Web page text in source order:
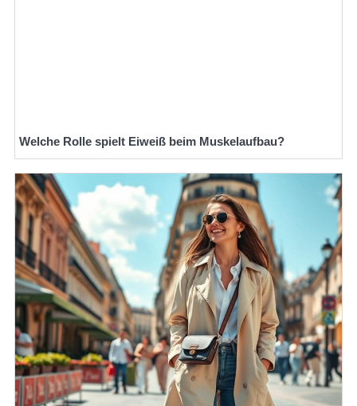
Welche Rolle spielt Eiweiß beim Muskelaufbau?